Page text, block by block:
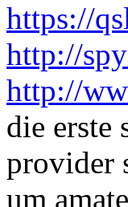
https://
http://
http://
die erste
provider
um